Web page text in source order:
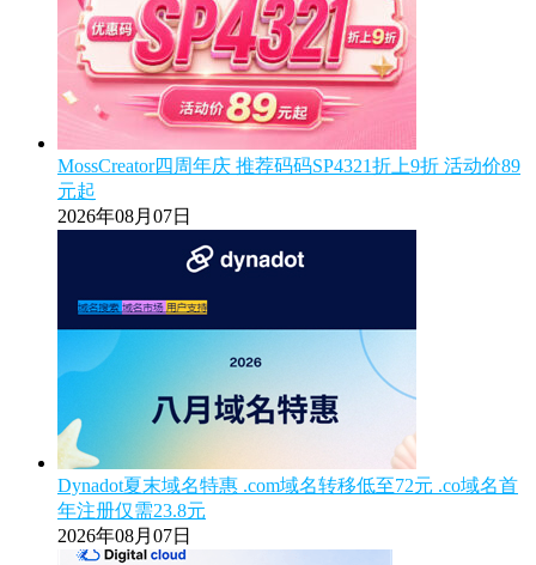
MossCreator四周年庆 推荐码码SP4321折上9折 活动价89
元起
2026年08月07日
Dynadot夏末域名特惠 .com域名转移低至72元 .co域名首
年注册仅需23.8元
2026年08月07日